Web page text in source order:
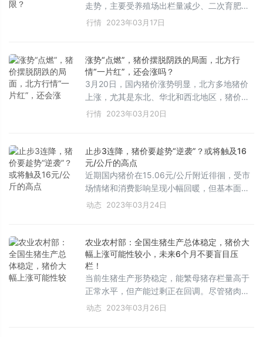
走势，主要受养殖场出栏量减少、二次育肥需
求增加以及屠企分割入库带动价格上涨。随着
加，预计猪价上涨空间有限，但仍受消费恢复
和季节性因素影响，整体上行趋势明显。
行情 2023年03月17日
涨势“点燃”，猪价摆脱阴跌的局面，北方行
情“一片红”，还会涨吗？
3月20日，国内猪价涨势明显，北方多地猪价
上涨，尤其是东北、华北和西北地区，猪价重
心上移。南方市场猪价企稳，部分地区涨势有
栏猪源分流。然而，消费仍处淡季，终端市场
猪肉需求偏弱，加上疫病风险和消费支撑受
限，后市猪价可能仍有下行压力。
行情 2023年03月20日
止步3连降，猪价要趁势“逆袭”？或将触及16
元/公斤的高点
近期国内猪价在15.06元/公斤附近徘徊，受市
场情绪和消费影响呈现小幅回暖，但基本面
的‘供强需弱’使得猪价震荡持续。随着清明假期
5.28%，养殖端出栏压力大，屠企开机率低，
市场底部支撑较强。4月受节假日消费提振，
猪价可能偏强，但清明后供应增多，猪价可能
回调。4月底，随着节日过后出栏增加和五一
小长假影响，猪价或有冲高回调。整体来看，
3月底猪价底部震荡，4月呈‘先涨后跌再涨’趋
动态 2023年03月24日
农业农村部：全国生猪生产总体稳定，猪价大
幅上涨可能性较小，未来6个月不要盲目压
栏！
当前生猪生产形势稳定，能繁母猪存栏量高于
正常水平，但产能过剩正在回调。尽管猪肉消
费增加带动价格回升，但仍在养殖成本线之
动态 2023年03月26日